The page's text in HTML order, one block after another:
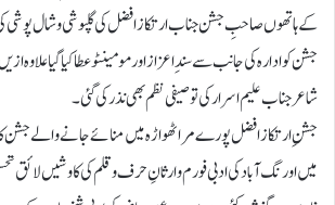
کے ہاتھوں صاحبِ جشن جناب ارتکاز افضل کی گلپوشی و شال
جشن کو ادارہ کی جانب سے سند ِ اعزاز اور مومینٹوعطا کیا گیاعلاوہ
شاعر جناب علیم اسرار کی توصیفی نظم بھی نذر کی گئی ۔
جشنِ ارتکاز افضل پورے مراٹھواڑہ میں منائے جانے والے
میں اورنگ آباد کی ادبی فورم وارثانِ حرف و قلم کی کاوشیں لائق